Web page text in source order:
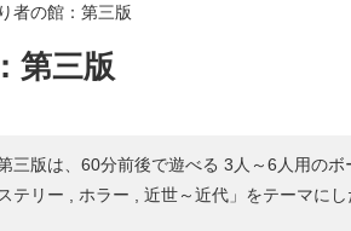
者の館：第三版
第三版
三版は、60分前後で遊べる 3人～6人用の
テリー , ホラー , 近世～近代 」をテーマに